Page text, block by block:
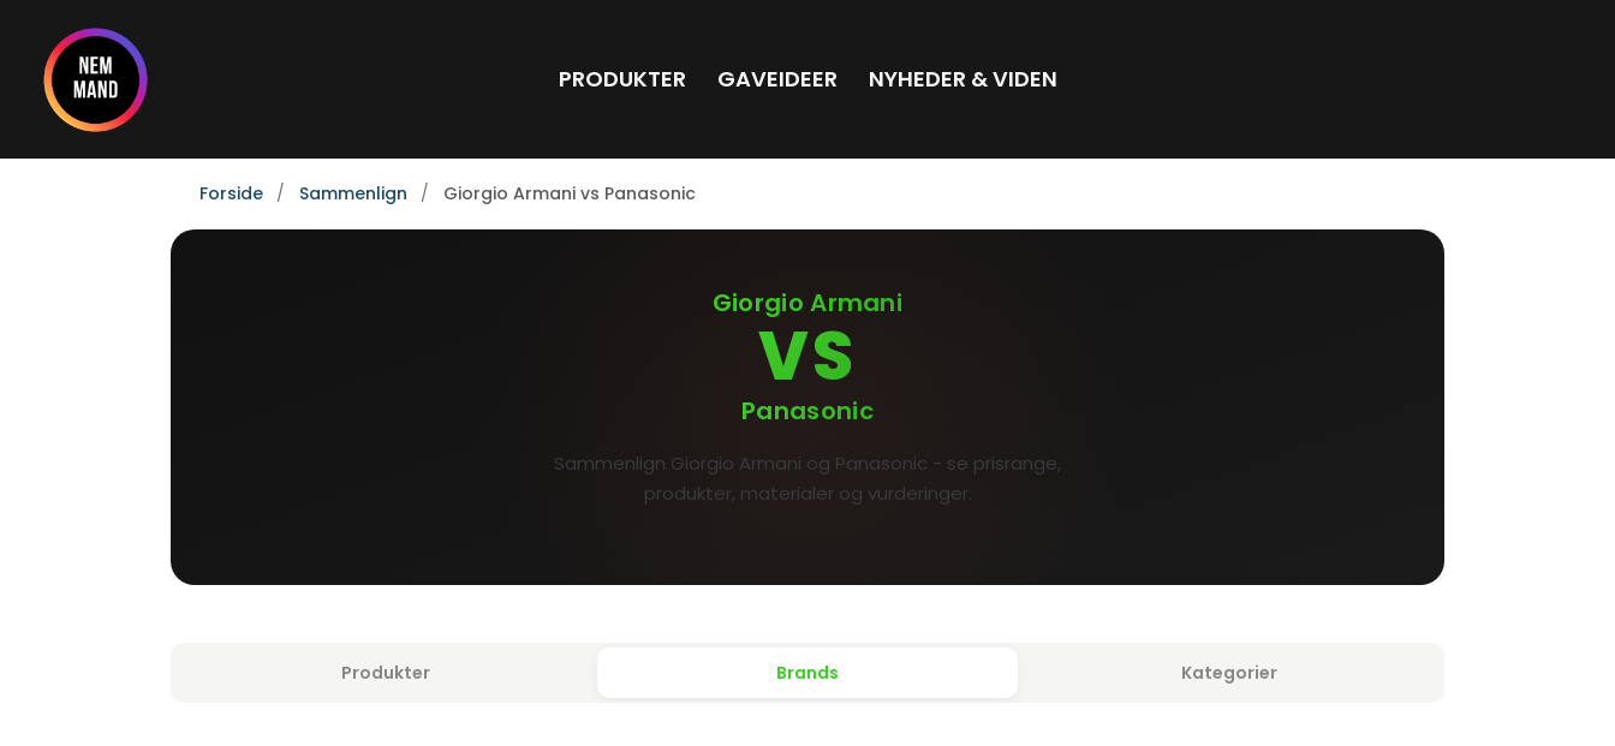
indholdet
PRODUKTER GAVEIDEER NYHEDER & VIDEN
Forside Sammenlign Giorgio Armani vs Panasonic
Giorgio Armani
VS
Panasonic
Sammenlign Giorgio Armani og Panasonic - se prisrange,
produkter, materialer og vurderinger.
Produkter Brands Kategorier